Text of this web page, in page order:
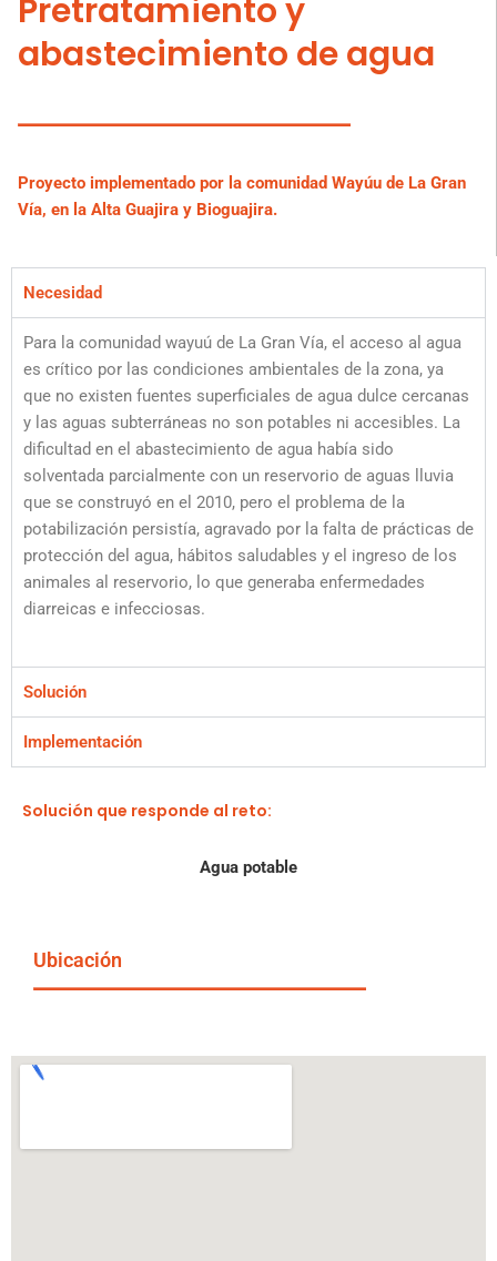
Pretratamiento y
abastecimiento de agua
Proyecto implementado por la comunidad Wayúu de La Gran
Vía, en la Alta Guajira y Bioguajira.
Necesidad
Para la comunidad wayuú de La Gran Vía, el acceso al agua
es crítico por las condiciones ambientales de la zona, ya
que no existen fuentes superficiales de agua dulce cercanas
y las aguas subterráneas no son potables ni accesibles. La
dificultad en el abastecimiento de agua había sido
solventada parcialmente con un reservorio de aguas lluvia
que se construyó en el 2010, pero el problema de la
potabilización persistía, agravado por la falta de prácticas de
protección del agua, hábitos saludables y el ingreso de los
animales al reservorio, lo que generaba enfermedades
diarreicas e infecciosas.
Solución
Implementación
Solución que responde al reto:
Agua potable
Ubicación